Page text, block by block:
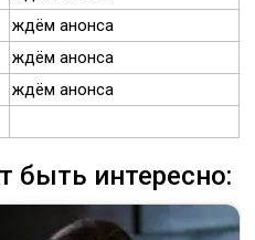
ждём анонса
ждём анонса
ждём анонса
быть интересно: